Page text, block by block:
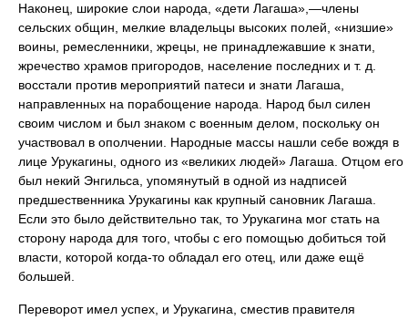
Наконец, широкие слои народа, «дети Лагаша»,—члены
сельских общин, мелкие владельцы высоких полей, «низшие»
воины, ремесленники, жрецы, не принадлежавшие к знати,
жречество храмов пригородов, население последних и т. д.
восстали против мероприятий патеси и знати Лагаша,
направленных на порабощение народа. Народ был силен
своим числом и был знаком с военным делом, поскольку он
участвовал в ополчении. Народные массы нашли себе вождя в
лице Урукагины, одного из «великих людей» Лагаша. Отцом его
был некий Энгильса, упомянутый в одной из надписей
предшественника Урукагины как крупный сановник Лагаша.
Если это было действительно так, то Урукагина мог стать на
сторону народа для того, чтобы с его помощью добиться той
власти, которой когда-то обладал его отец, или даже ещё
большей.
Переворот имел успех, и Урукагина, сместив правителя